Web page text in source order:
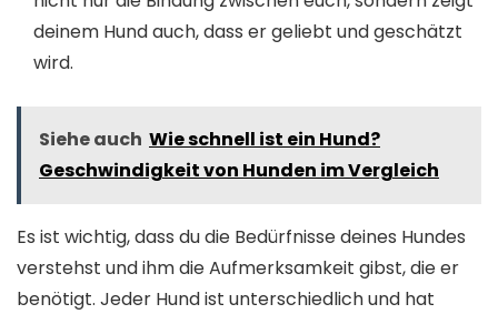
deinem Hund auch, dass er geliebt und geschätzt
wird.
Siehe auch Wie schnell ist ein Hund?
Geschwindigkeit von Hunden im Vergleich
Es ist wichtig, dass du die Bedürfnisse deines Hundes
verstehst und ihm die Aufmerksamkeit gibst, die er
benötigt. Jeder Hund ist unterschiedlich und hat